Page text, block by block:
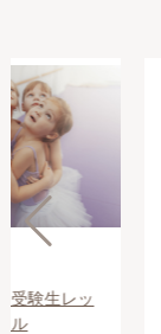
受験生レッ
ル